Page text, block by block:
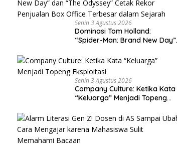
Senin 3 Agustus 2026
Dominasi Tom Holland:
“Spider-Man: Brand New Day”
Rekor Penjualan Box Office
Terbesar dalam Sejarah
Senin 3 Agustus 2026
Company Culture: Ketika Kata
“Keluarga” Menjadi Topeng